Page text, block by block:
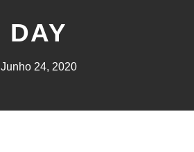
DAY
Junho 24, 2020